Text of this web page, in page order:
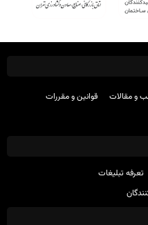
و مقالات
قوانین و مقررات
تعرفه تبلیغات